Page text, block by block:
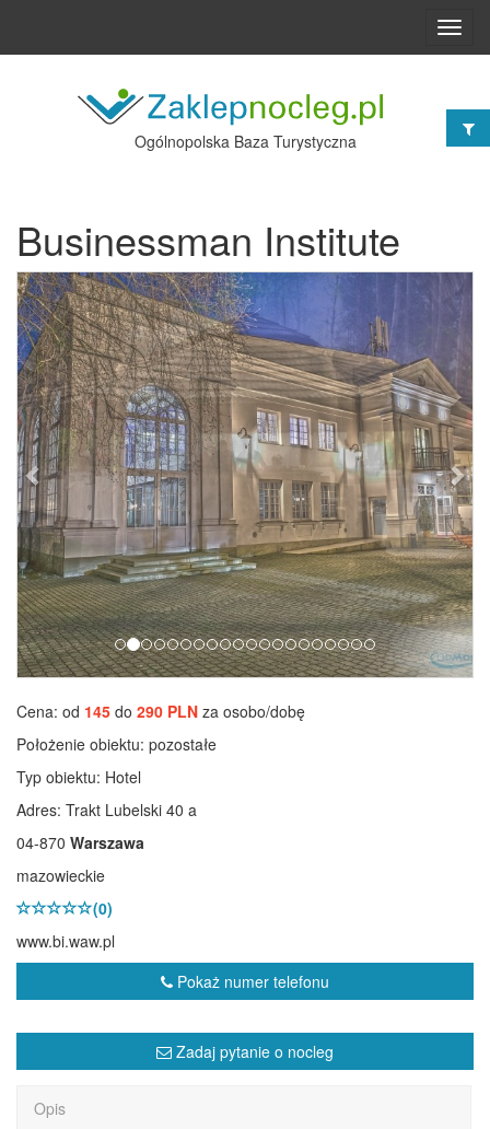
Ogólnopolska Baza Turystyczna
Businessman Institute
Poprzednie
Cena: od 145 do 290 PLN za osobo/dobę
Położenie obiektu: pozostałe
Typ obiektu: Hotel
Adres: Trakt Lubelski 40 a
04-870 Warszawa
mazowieckie
(0)
www.bi.waw.pl
Pokaż numer telefonu
Zadaj pytanie o nocleg
Opis